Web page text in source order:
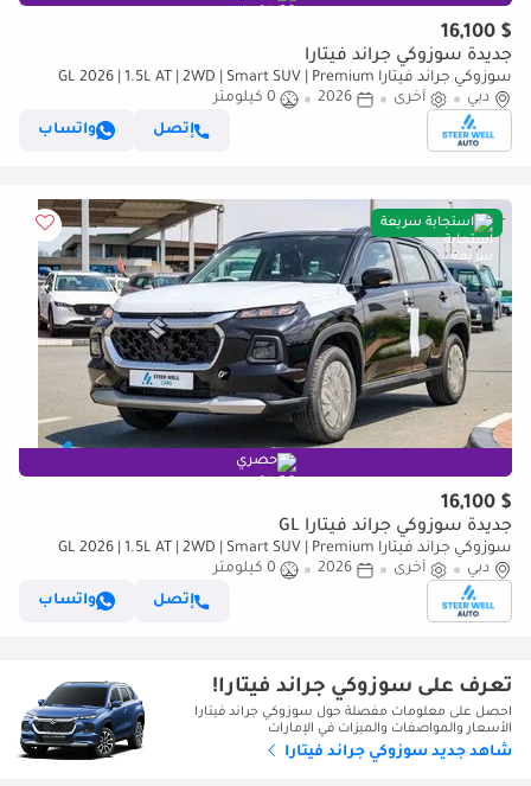
$ 16,100
جديدة سوزوكي جراند فيتارا
سوزوكي جراند فيتارا GL 2026 | 1.5L AT | 2WD | Smart SUV | Premium
Features | Fuel Efficient | Best Deal | Export Only
دبي أخرى 2026
0 كيلومتر
إتصل
واتساب
استجابة سريعة
حصري
$ 16,100
جديدة سوزوكي جراند فيتارا GL
سوزوكي جراند فيتارا GL 2026 | 1.5L AT | 2WD | Smart SUV | Premium
Features | Fuel Efficient | Best Deal | Export Only
دبي أخرى 2026
0 كيلومتر
إتصل
واتساب
تعرف على سوزوكي جراند فيتارا!
احصل على معلومات مفصلة حول سوزوكي جراند فيتارا
الأسعار والمواصفات والميزات في الإمارات
شاهد جديد سوزوكي جراند فيتارا